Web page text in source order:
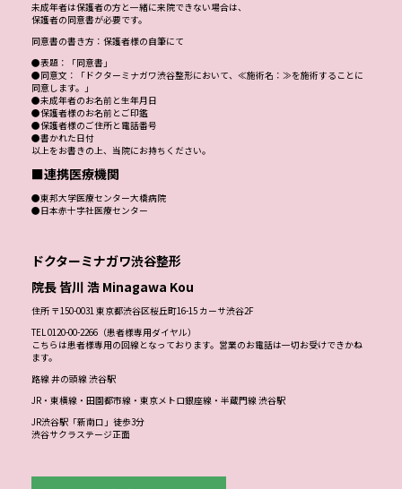
未成年者は保護者の方と一緒に来院できない場合は、
保護者の同意書が必要です。
同意書の書き方：保護者様の自筆にて
●表題：「同意書」
●同意文：「ドクターミナガワ渋谷整形において、≪施術名：≫を施術することに
同意します。」
●未成年者のお名前と生年月日
●保護者様のお名前とご印鑑
●保護者様のご住所と電話番号
●書かれた日付
以上をお書きの上、当院にお持ちください。
■連携医療機関
●東邦大学医療センター大橋病院
●日本赤十字社医療センター
ドクターミナガワ渋谷整形
院長 皆川 浩 Minagawa Kou
住所 〒150-0031 東京都渋谷区桜丘町16-15 カーサ渋谷2F
TEL 0120-00-2266（患者様専用ダイヤル）
こちらは患者様専用の回線となっております。営業のお電話は一切お受けできかね
ます。
路線 井の頭線 渋谷駅
JR・東横線・田園都市線・東京メトロ銀座線・半蔵門線 渋谷駅
JR渋谷駅「新南口」徒歩3分
渋谷サクラステージ正面